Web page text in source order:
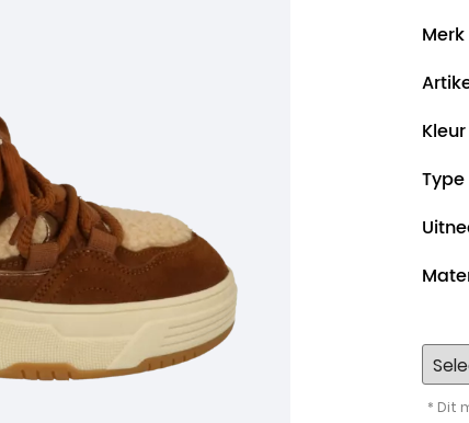
Merk
Kleur
* Dit